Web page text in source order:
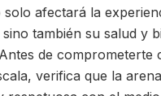
afectará la
también su salud y
de comprometerte
verifica que la